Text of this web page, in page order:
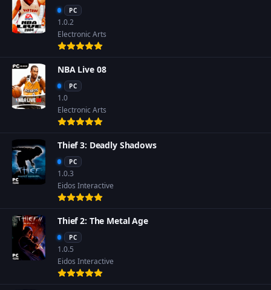
PC
1.0.2
Electronic Arts
NBA Live 08
PC
1.0
Electronic Arts
Thief 3: Deadly Shadows
PC
1.0.3
Eidos Interactive
Thief 2: The Metal Age
PC
1.0.5
Eidos Interactive